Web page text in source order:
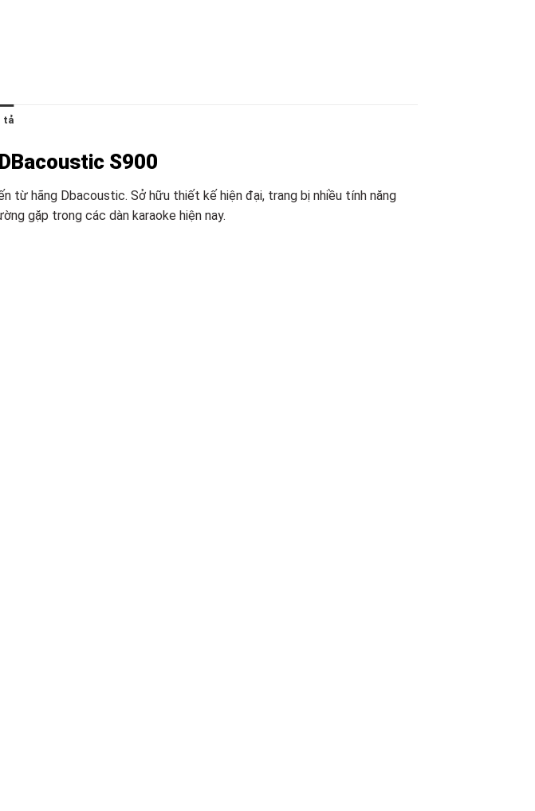
tả
S900
từ hãng Dbacoustic. Sở hữu thiết kế hiện đại, trang bị nhiều tính năng
gặp trong các dàn karaoke hiện nay.